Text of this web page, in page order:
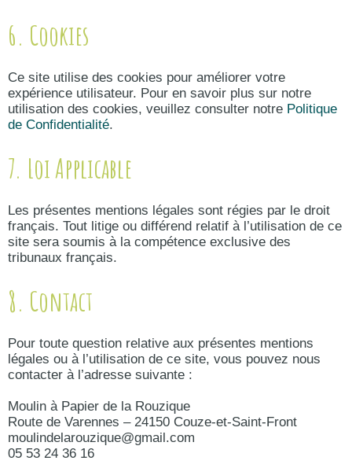
6. Cookies
Ce site utilise des cookies pour améliorer votre
expérience utilisateur. Pour en savoir plus sur notre
utilisation des cookies, veuillez consulter notre Politique
de Confidentialité.
7. Loi Applicable
Les présentes mentions légales sont régies par le droit
français. Tout litige ou différend relatif à l’utilisation de ce
site sera soumis à la compétence exclusive des
tribunaux français.
8. Contact
Pour toute question relative aux présentes mentions
légales ou à l’utilisation de ce site, vous pouvez nous
contacter à l’adresse suivante :
Moulin à Papier de la Rouzique
Route de Varennes – 24150 Couze-et-Saint-Front
moulindelarouzique@gmail.com
05 53 24 36 16